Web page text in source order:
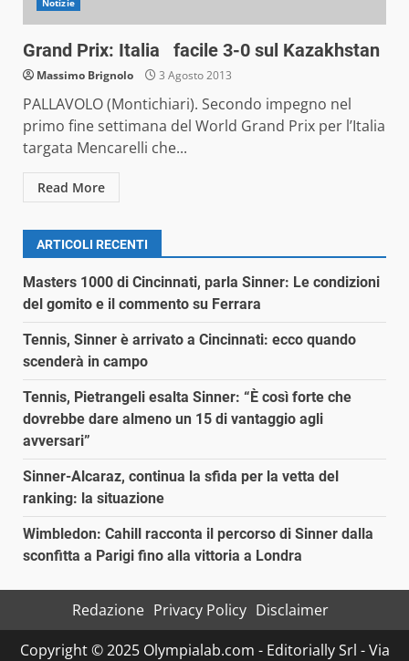
Grand Prix: Italia facile 3-0 sul Kazakhstan
Massimo Brignolo 3 Agosto 2013
PALLAVOLO (Montichiari). Secondo impegno nel
primo fine settimana del World Grand Prix per l’Italia
targata Mencarelli che...
Read More
ARTICOLI RECENTI
Masters 1000 di Cincinnati, parla Sinner: Le condizioni
del gomito e il commento su Ferrara
Tennis, Sinner è arrivato a Cincinnati: ecco quando
scenderà in campo
Tennis, Pietrangeli esalta Sinner: “È così forte che
dovrebbe dare almeno un 15 di vantaggio agli
avversari”
Sinner-Alcaraz, continua la sfida per la vetta del
ranking: la situazione
Wimbledon: Cahill racconta il percorso di Sinner dalla
sconfitta a Parigi fino alla vittoria a Londra
Redazione Privacy Policy Disclaimer
Copyright © 2025 Olympialab.com - Editorially Srl - Via